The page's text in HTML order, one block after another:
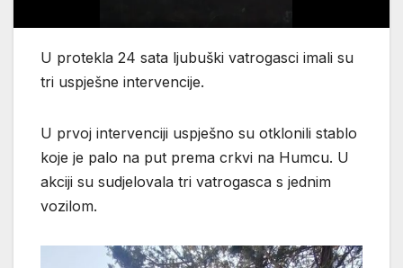
U protekla 24 sata ljubuški vatrogasci imali su
tri uspješne intervencije.
U prvoj intervenciji uspješno su otklonili stablo
koje je palo na put prema crkvi na Humcu. U
akciji su sudjelovala tri vatrogasca s jednim
vozilom.